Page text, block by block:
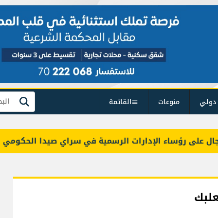
منوعات القائمة بحث
رؤساء الإدارات الرسمية في سراي صيدا الحكومي